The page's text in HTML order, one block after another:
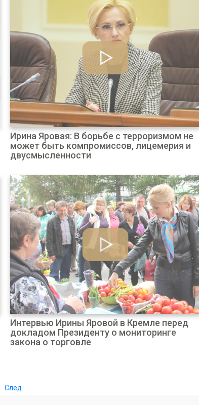
Ирина Яровая: В борьбе с терроризмом не
может быть компромиссов, лицемерия и
двусмысленности
Интервью Ирины Яровой в Кремле перед
докладом Президенту о мониторинге
закона о торговле
След.